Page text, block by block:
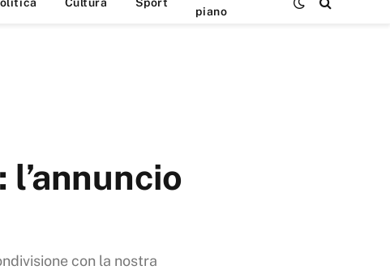
piano
con la nostra